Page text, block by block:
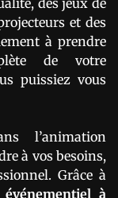
des jeux de
et des
à prendre
de votre
puissiez vous
l’animation
à vos besoins,
Grâce à
à